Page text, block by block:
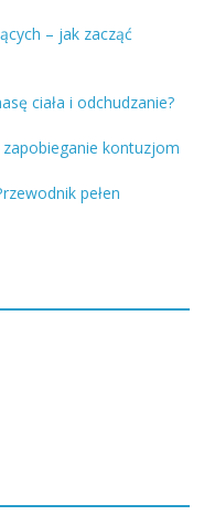
– jak zacząć
ciała i odchudzanie?
kontuzjom
pełen